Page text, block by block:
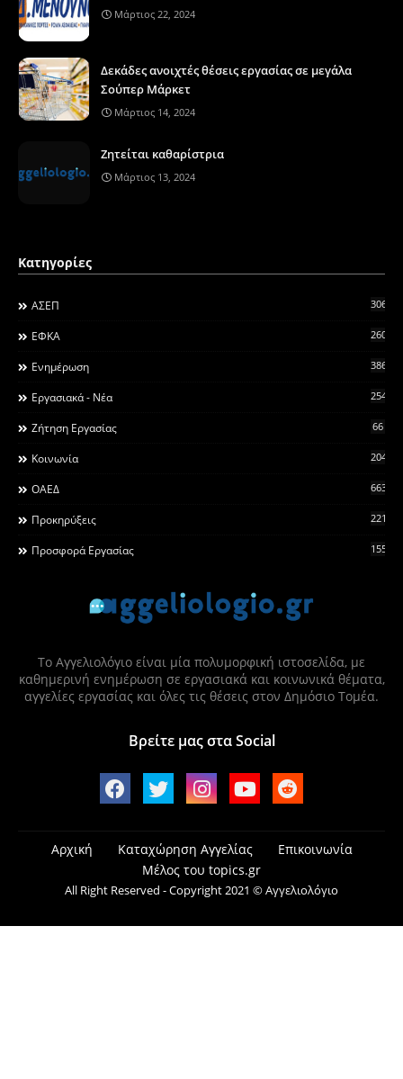
Μάρτιος 22, 2024
Δεκάδες ανοιχτές θέσεις εργασίας σε μεγάλα
Σούπερ Μάρκετ
Μάρτιος 14, 2024
Ζητείται καθαρίστρια
Μάρτιος 13, 2024
Κατηγορίες
ΑΣΕΠ 306
ΕΦΚΑ 260
Ενημέρωση 3868
Εργασιακά - Νέα 2546
Ζήτηση Εργασίας 66
Κοινωνία 2044
ΟΑΕΔ 663
Προκηρύξεις 2215
Προσφορά Εργασίας 155
Το Αγγελιολόγιο είναι μία πολυμορφική ιστοσελίδα, με
καθημερινή ενημέρωση σε εργασιακά και κοινωνικά θέματα,
αγγελίες εργασίας και όλες τις θέσεις στον Δημόσιο Τομέα.
Βρείτε μας στα Social
Αρχική Καταχώρηση Αγγελίας
Επικοινωνία
Μέλος του topics.gr
All Right Reserved - Copyright 2021 © Αγγελιολόγιο